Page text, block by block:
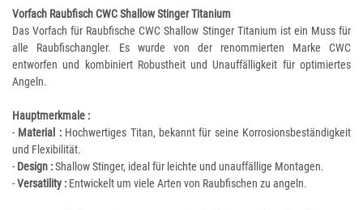
Vorfach Raubfisch CWC Shallow Stinger Titanium
Das Vorfach für Raubfische CWC Shallow Stinger Titanium ist ein Muss für
alle Raubfischangler. Es wurde von der renommierten Marke CWC
entworfen und kombiniert Robustheit und Unauffälligkeit für optimiertes
Angeln.
Hauptmerkmale :
- Material :Hochwertiges Titan, bekannt für seine Korrosionsbeständigkeit
und Flexibilität.
-Design :Shallow Stinger, ideal für leichte und unauffällige Montagen.
-Versatility : Entwickelt um viele Arten von Raubfischen zu angeln.